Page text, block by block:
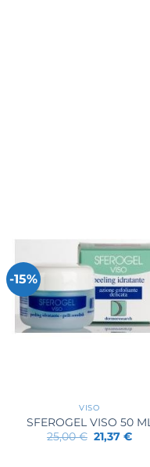
-15%
VISO
SFEROGEL VISO 50 ML
25,00€ Il
prezzo
21,37€Il